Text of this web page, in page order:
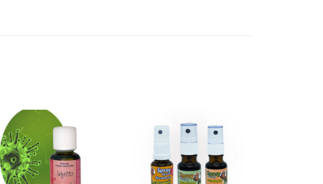
Ajouter
à la
liste de
souhaits
à la
liste de
souhaits